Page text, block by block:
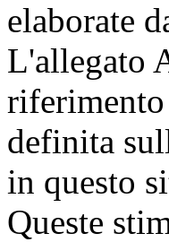
elaborate
L'allegato
riferimento
definita
in questo
Queste